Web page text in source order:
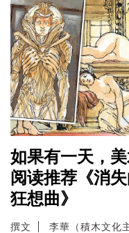
如果有一天，
阅读推荐《消
狂想曲》
撰文 李華（積木文化